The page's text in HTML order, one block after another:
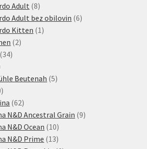
produktů
Adult 88
produktů
Adult bez obilovin 66
Kitten 11
22
3434
Beutenah 55
10
produktů
6262
produktů
N&D Ancestral Grain 99
N&D Ocean 1010
produktů
N&D Prime 1313